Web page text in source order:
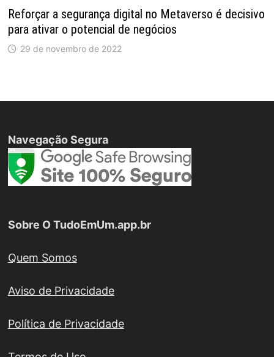
Reforçar a segurança digital no Metaverso é decisivo
para ativar o potencial de negócios
29 de novembro de 2022
Navegação Segura
Sobre O TudoEmUm.app.br
Quem Somos
Aviso de Privacidade
Política de Privacidade